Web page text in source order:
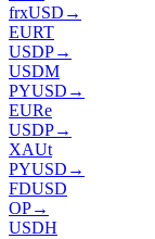
frxUSD →
EURT
USDP→
USDM
PYUSD →
EURe
USDP→
XAUt
PYUSD →
FDUSD
OP→
USDH